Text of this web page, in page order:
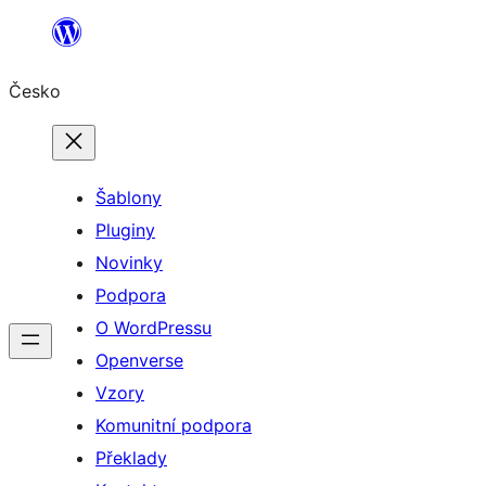
Přeskočit
obsah
Česko
Šablony
Pluginy
Novinky
Podpora
O WordPressu
Openverse
Vzory
Komunitní podpora
Překlady